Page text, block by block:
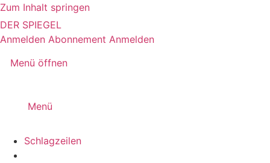
Zum Inhalt springen
DER SPIEGEL
Anmelden Abonnement Anmelden
Menü öffnen
Menü
Schlagzeilen